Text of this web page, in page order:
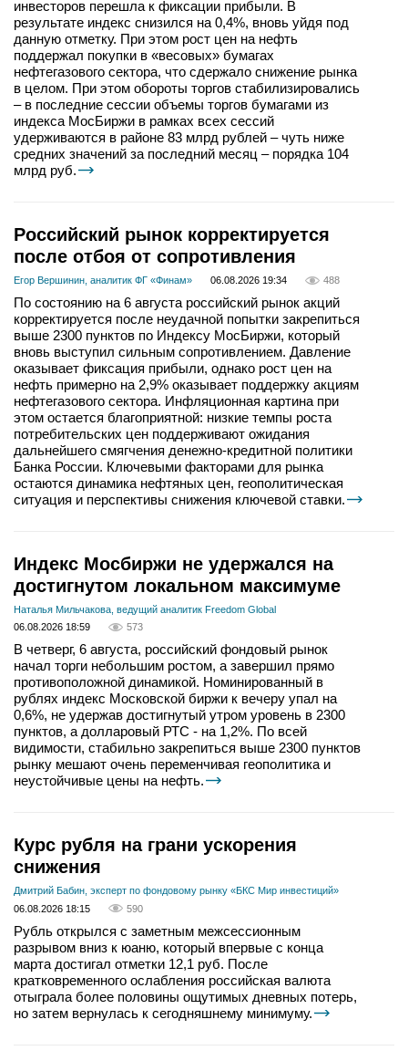
инвесторов перешла к фиксации прибыли. В
результате индекс снизился на 0,4%, вновь уйдя под
данную отметку. При этом рост цен на нефть
поддержал покупки в «весовых» бумагах
нефтегазового сектора, что сдержало снижение рынка
в целом. При этом обороты торгов стабилизировались
– в последние сессии объемы торгов бумагами из
индекса МосБиржи в рамках всех сессий
удерживаются в районе 83 млрд рублей – чуть ниже
средних значений за последний месяц – порядка 104
млрд руб.
Российский рынок корректируется
после отбоя от сопротивления
Егор Вершинин, аналитик ФГ «Финам» 06.08.2026 19:34 488
По состоянию на 6 августа российский рынок акций
корректируется после неудачной попытки закрепиться
выше 2300 пунктов по Индексу МосБиржи, который
вновь выступил сильным сопротивлением. Давление
оказывает фиксация прибыли, однако рост цен на
нефть примерно на 2,9% оказывает поддержку акциям
нефтегазового сектора. Инфляционная картина при
этом остается благоприятной: низкие темпы роста
потребительских цен поддерживают ожидания
дальнейшего смягчения денежно-кредитной политики
Банка России. Ключевыми факторами для рынка
остаются динамика нефтяных цен, геополитическая
ситуация и перспективы снижения ключевой ставки.
Индекс Мосбиржи не удержался на
достигнутом локальном максимуме
Наталья Мильчакова, ведущий аналитик Freedom Global
06.08.2026 18:59
573
В четверг, 6 августа, российский фондовый рынок
начал торги небольшим ростом, а завершил прямо
противоположной динамикой. Номинированный в
рублях индекс Московской биржи к вечеру упал на
0,6%, не удержав достигнутый утром уровень в 2300
пунктов, а долларовый РТС - на 1,2%. По всей
видимости, стабильно закрепиться выше 2300 пунктов
рынку мешают очень переменчивая геополитика и
неустойчивые цены на нефть.
Курс рубля на грани ускорения
снижения
Дмитрий Бабин, эксперт по фондовому рынку «БКС Мир инвестиций»
06.08.2026 18:15
590
Рубль открылся с заметным межсессионным
разрывом вниз к юаню, который впервые с конца
марта достигал отметки 12,1 руб. После
кратковременного ослабления российская валюта
отыграла более половины ощутимых дневных потерь,
но затем вернулась к сегодняшнему минимуму.